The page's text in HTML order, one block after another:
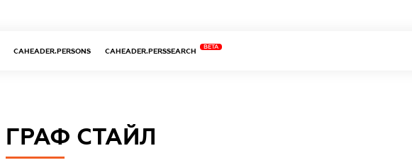
CAHEADER.PERSONS CAHEADER.PERSSEARCH
BETA
ГРАФ СТАЙЛ